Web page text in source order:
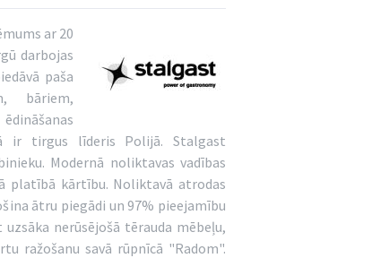
ar 20
darbojas
paša
bāriem,
ir tirgus līderis Polijā. Stalgast
Modernā noliktavas vadības
platībā kārtību. Noliktavā atrodas
ātru piegādi un 97% pieejamību
nerūsējošā tērauda mēbeļu,
ražošanu savā rūpnīcā "Radom".